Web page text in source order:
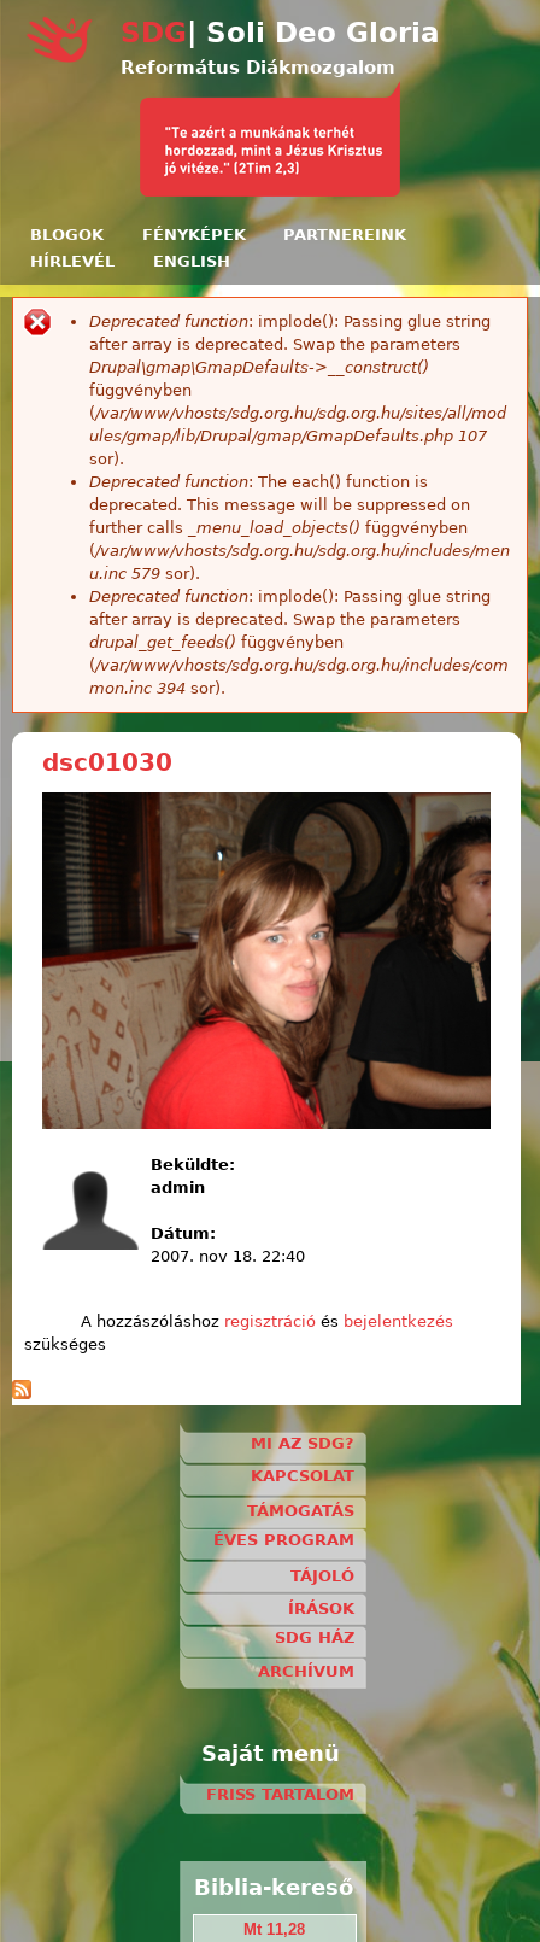
Ugrás a tartalomra
SDG | Soli Deo Gloria
Református Diákmozgalom
BLOGOK FÉNYKÉPEK
PARTNEREINK
HÍRLEVÉL
ENGLISH
Hibaüzenet
Deprecated function: implode(): Passing glue string
after array is deprecated. Swap the parameters
Drupal\gmap\GmapDefaults->__construct()
függvényben
(/var/www/vhosts/sdg.org.hu/sdg.org.hu/sites/all/mod
ules/gmap/lib/Drupal/gmap/GmapDefaults.php 107
sor).
Deprecated function: The each() function is
deprecated. This message will be suppressed on
further calls
_menu_load_objects() függvényben
(/var/www/vhosts/sdg.org.hu/sdg.org.hu/includes/men
u.inc 579 sor).
Deprecated function: implode(): Passing glue string
after array is deprecated. Swap the parameters
drupal_get_feeds() függvényben
(/var/www/vhosts/sdg.org.hu/sdg.org.hu/includes/com
mon.inc 394 sor).
dsc01030
Beküldte:
admin
Dátum:
2007. nov 18. 22:40
A hozzászóláshoz regisztrációés bejelentkezés
szükséges
MI AZ SDG?
KAPCSOLAT
TÁMOGATÁS
ÉVES PROGRAM
TÁJOLÓ
ÍRÁSOK
SDG HÁZ
ARCHÍVUM
Saját menü
FRISS TARTALOM
Biblia-kereső